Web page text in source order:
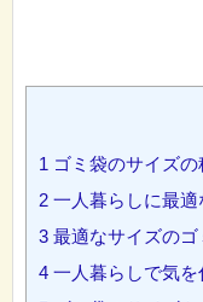
1 ゴミ袋のサイズの
2 一人暮らしに最適
3 最適なサイズのゴ
4 一人暮らしで気を